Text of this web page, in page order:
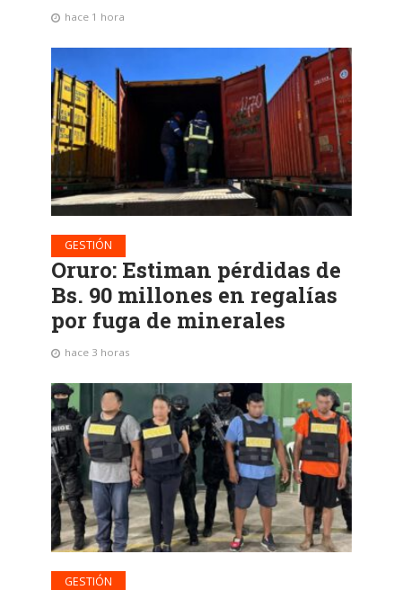
hace 1 hora
GESTIÓN
Oruro: Estiman pérdidas de
Bs. 90 millones en regalías
por fuga de minerales
hace 3 horas
GESTIÓN